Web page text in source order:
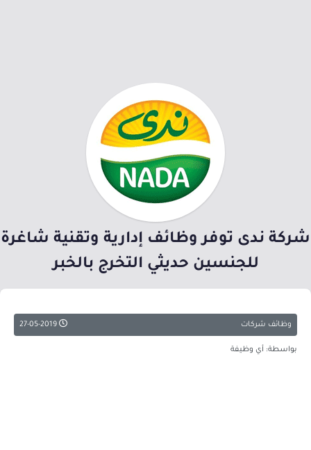
شركة ندى توفر وظائف إدارية وتقنية شاغرة
للجنسين حديثي التخرج بالخبر
وظائف شركات
بواسطة: أي وظيفة